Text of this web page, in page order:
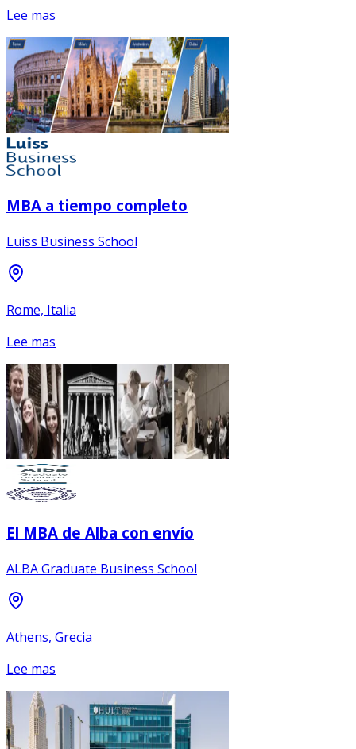
Lee mas
MBA a tiempo completo
Luiss Business School
Rome, Italia
Lee mas
El MBA de Alba con envío
ALBA Graduate Business School
Athens, Grecia
Lee mas